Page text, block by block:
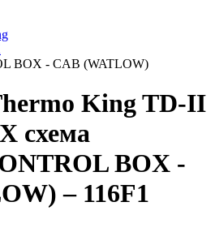
BOX - CAB (WATLOW)
KingTD-II
схема
BOX -
– 116F1